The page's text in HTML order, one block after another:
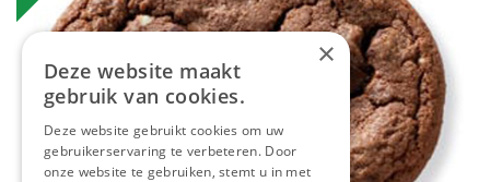
×
Deze website maakt
gebruik van cookies.
Deze website gebruikt cookies om uw
gebruikerservaring te verbeteren. Door
onze website te gebruiken, stemt u in met